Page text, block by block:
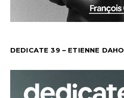
DEDICATE 39 – ETIENNE DAHO